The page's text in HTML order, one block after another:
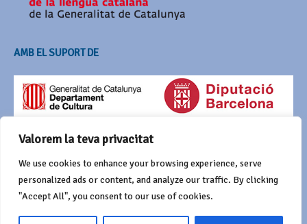
Valorem la teva privacitat
We use cookies to enhance your browsing experience, serve
personalized ads or content, and analyze our traffic. By clicking
"Accept All", you consent to our use of cookies.
AMB EL SUPORT DE